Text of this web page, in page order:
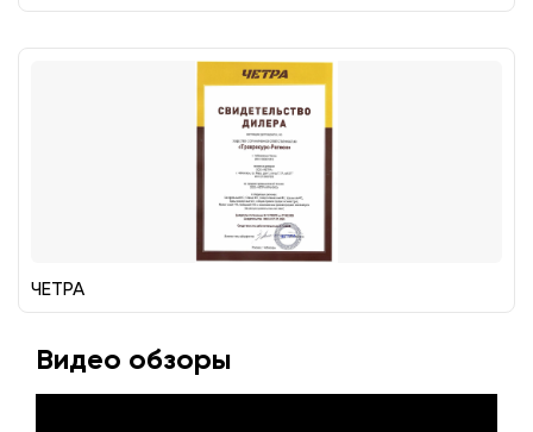
ЧЕТРА
Видео обзоры